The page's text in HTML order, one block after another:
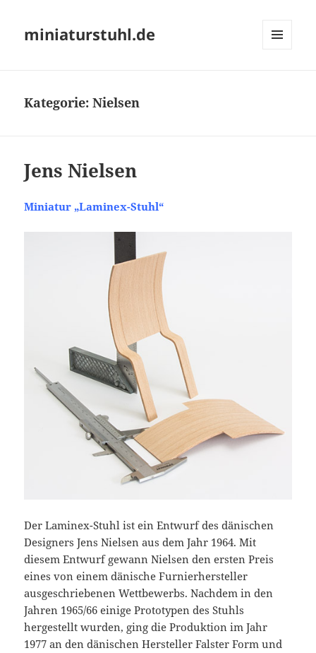
miniaturstuhl.de
Kategorie:Nielsen
Jens Nielsen
Miniatur „Laminex-Stuhl“
Der Laminex-Stuhl ist ein Entwurf des dänischen
Designers Jens Nielsen aus dem Jahr 1964. Mit
diesem Entwurf gewann Nielsen den ersten Preis
eines von einem dänische Furnierhersteller
ausgeschriebenen Wettbewerbs. Nachdem in den
Jahren 1965/66 einige Prototypen des Stuhls
hergestellt wurden, ging die Produktion im Jahr
1977 an den dänischen Hersteller Falster Form und